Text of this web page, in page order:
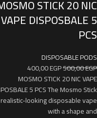
STICK 20 NIC
VAPE DISPOSBALE 5
PCS
DISPOSABLE PODS
500,00EGP
400,00EGP
MOSMO STICK 20 NIC VAPE
5 PCS The Mosmo Stick
looking disposable vape
with a shape and